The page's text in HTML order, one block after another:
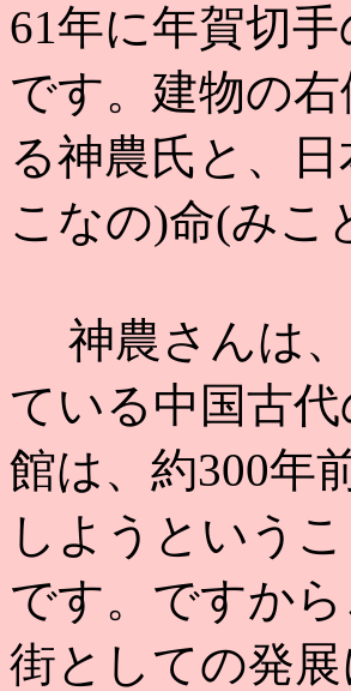
61年に年賀切
です。建物の
る神農氏と、
こなの)命(みこ
神農さんは、
ている中国古
館は、約300年
しようという
です。ですか
街としての発